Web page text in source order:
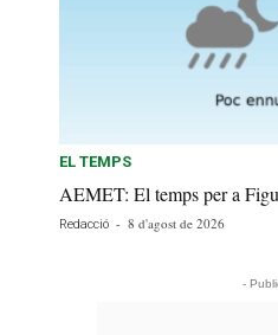
EL TEMPS
AEMET: El temps per a
Redacció - 8 d'agost de 2026
-